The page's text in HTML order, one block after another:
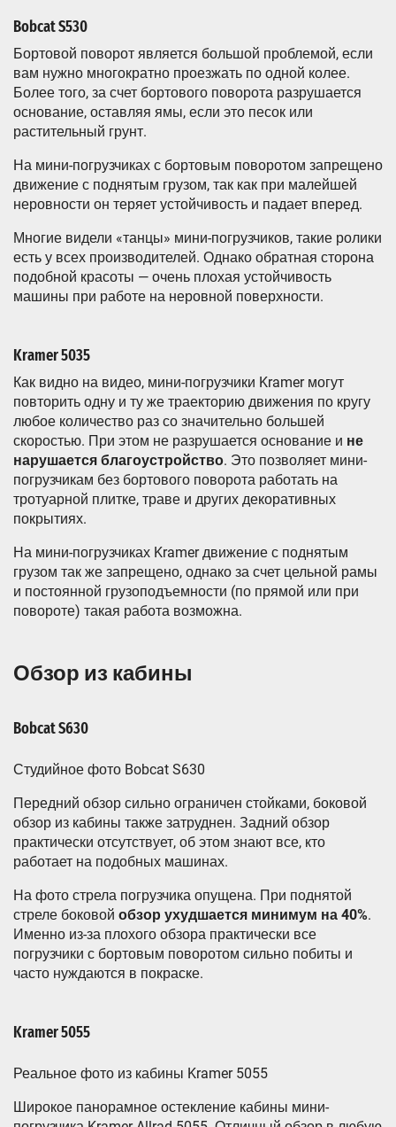
Bobcat S530
Бортовой поворот является большой проблемой, если
вам нужно многократно проезжать по одной колее.
Более того, за счет бортового поворота разрушается
основание, оставляя ямы, если это песок или
растительный грунт.
На мини-погрузчиках с бортовым поворотом запрещено
движение с поднятым грузом, так как при малейшей
неровности он теряет устойчивость и падает вперед.
Многие видели «танцы» мини-погрузчиков, такие ролики
есть у всех производителей. Однако обратная сторона
подобной красоты — очень плохая устойчивость
машины при работе на неровной поверхности.
Kramer 5035
Как видно на видео, мини-погрузчики Kramer могут
повторить одну и ту же траекторию движения по кругу
любое количество раз со значительно большей
скоростью. При этом не разрушается основание и не
нарушается благоустройство. Это позволяет мини-
погрузчикам без бортового поворота работать на
тротуарной плитке, траве и других декоративных
покрытиях.
На мини-погрузчиках Kramer движение с поднятым
грузом так же запрещено, однако за счет цельной рамы
и постоянной грузоподъемности (по прямой или при
повороте) такая работа возможна.
Обзор из кабины
Bobcat S630
Студийное фото Bobcat S630
Передний обзор сильно ограничен стойками, боковой
обзор из кабины также затруднен. Задний обзор
практически отсутствует, об этом знают все, кто
работает на подобных машинах.
На фото стрела погрузчика опущена. При поднятой
стреле боковой обзор ухудшается минимум на 40%.
Именно из-за плохого обзора практически все
погрузчики с бортовым поворотом сильно побиты и
часто нуждаются в покраске.
Kramer 5055
Реальное фото из кабины Kramer 5055
Широкое панорамное остекление кабины мини-